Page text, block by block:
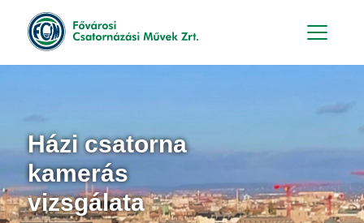
Házi csatorna
kamerás
vizsgálata